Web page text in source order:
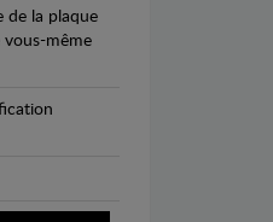
de la plaque
vous-même